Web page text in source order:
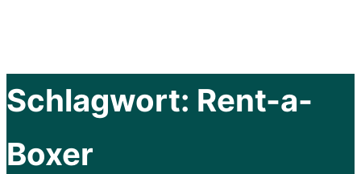
Schlagwort: Rent-a-
Boxer